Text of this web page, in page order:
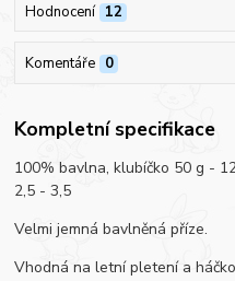
Hodnocení 12
Komentáře 0
Kompletní specifikace
100% bavlna, klubíčko 50 g -
2,5 - 3,5
Velmi jemná bavlněná příze.
Vhodná na letní pletení a